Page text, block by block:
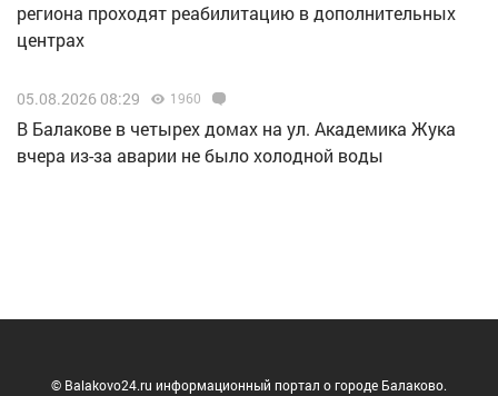
региона проходят реабилитацию в дополнительных
центрах
05.08.2026 08:29 1960
В Балакове в четырех домах на ул. Академика Жука
вчера из-за аварии не было холодной воды
© Balakovo24.ru информационный портал о городе Балаково.